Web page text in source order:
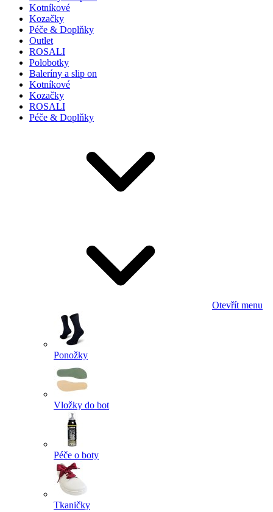
Kotníkové
Kozačky
Péče & Doplňky
Outlet
ROSALI
Polobotky
Baleríny a slip on
Kotníkové
Kozačky
ROSALI
Péče & Doplňky
Otevřít menu
Ponožky
Vložky do bot
Péče o boty
Tkaničky